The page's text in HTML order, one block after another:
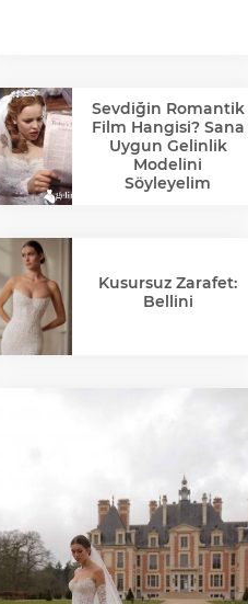
Sevdiğin Romantik
Film Hangisi? Sana
Uygun Gelinlik
Modelini
Söyleyelim
Kusursuz Zarafet:
Bellini